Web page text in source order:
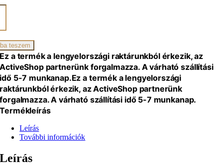
teszem
Ez a termék a lengyelországi raktárunkból érkezik, az
ActiveShop partnerünk forgalmazza. A várható szállítási
idő 5-7 munkanap.Ez a termék a lengyelországi
raktárunkból érkezik, az ActiveShop partnerünk
forgalmazza. A várható szállítási idő 5-7 munkanap.
Termékleírás
Leírás
További információk
Leírás